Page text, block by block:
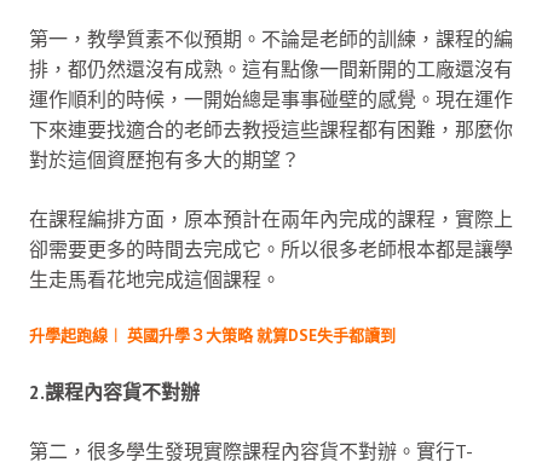
第一，教學質素不似預期。不論是老師的訓練，課程的編
排，都仍然還沒有成熟。這有點像一間新開的工廠還沒有
運作順利的時候，一開始總是事事碰壁的感覺。現在運作
下來連要找適合的老師去教授這些課程都有困難，那麼你
對於這個資歷抱有多大的期望？
在課程編排方面，原本預計在兩年內完成的課程，實際上
卻需要更多的時間去完成它。所以很多老師根本都是讓學
生走馬看花地完成這個課程。
升學起跑線︱ 英國升學３大策略 就算DSE失手都讀到
2.課程內容貨不對辦
第二，很多學生發現實際課程內容貨不對辦。實行T-